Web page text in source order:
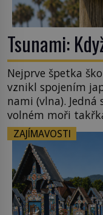
Tsunami:
Nejprve špetka
vznikl spojením
nami (vlna).
volném moři
vlnová délka
na volném moři je
podobné obří
tsunami si […]
ZAJÍMAVOSTI